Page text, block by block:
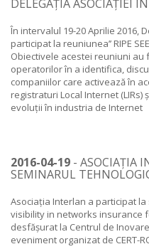
DELEGAȚIA ASOCIAȚIEI
În intervalul 19-20 Aprilie 2016,
participat la reuniunea’’ RIPE
Obiectivele acestei reuniuni
operatorilor în a identifica,
companiilor care activează în
registraturi Local Internet
evoluții în industria de Internet
2016-04-19 - ASOCIAȚIA
SEMINARUL
Asociația Interlan a participat
visibility in networks insurance
desfășurat la Centrul de
eveniment organizat de CERT-